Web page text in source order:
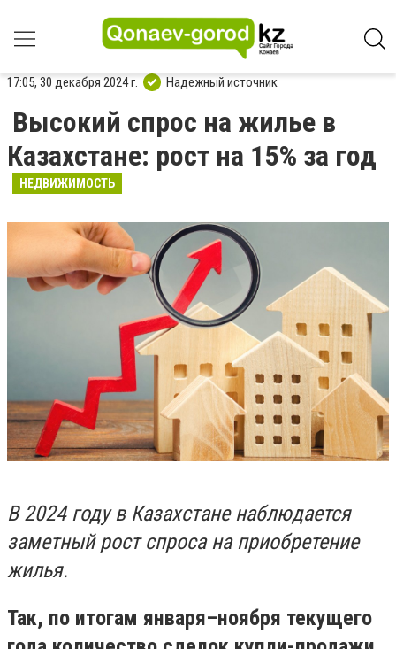
17:05, 30 декабря 2024 г. Надежный источник
Высокий спрос на жилье в
Казахстане: рост на 15% за год
НЕДВИЖИМОСТЬ
В 2024 году в Казахстане наблюдается
заметный рост спроса на приобретение
жилья.
Так, по итогам января–ноября текущего